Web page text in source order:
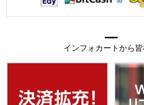
インフォカートから